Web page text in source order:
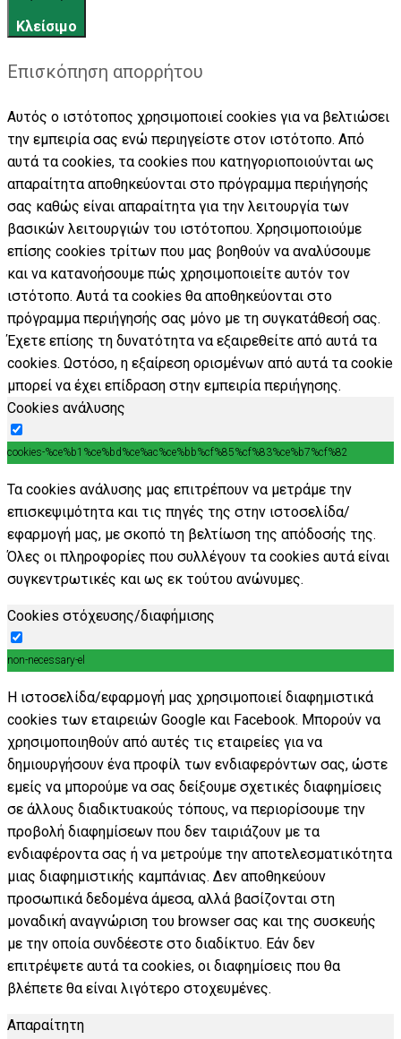
Κλείσιμο
Επισκόπηση απορρήτου
Αυτός ο ιστότοπος χρησιμοποιεί cookies για να βελτιώσει
την εμπειρία σας ενώ περιηγείστε στον ιστότοπο. Από
αυτά τα cookies, τα cookies που κατηγοριοποιούνται ως
απαραίτητα αποθηκεύονται στο πρόγραμμα περιήγησής
σας καθώς είναι απαραίτητα για την λειτουργία των
βασικών λειτουργιών του ιστότοπου. Χρησιμοποιούμε
επίσης cookies τρίτων που μας βοηθούν να αναλύσουμε
και να κατανοήσουμε πώς χρησιμοποιείτε αυτόν τον
ιστότοπο. Αυτά τα cookies θα αποθηκεύονται στο
πρόγραμμα περιήγησής σας μόνο με τη συγκατάθεσή σας.
Έχετε επίσης τη δυνατότητα να εξαιρεθείτε από αυτά τα
cookies. Ωστόσο, η εξαίρεση ορισμένων από αυτά τα cookie
μπορεί να έχει επίδραση στην εμπειρία περιήγησης.
Cookies ανάλυσης
cookies-%ce%b1%ce%bd%ce%ac%ce%bb%cf%85%cf%83%ce%b7%cf%82
Τα cookies ανάλυσης μας επιτρέπουν να μετράμε την
επισκεψιμότητα και τις πηγές της στην ιστοσελίδα/
εφαρμογή μας, με σκοπό τη βελτίωση της απόδοσής της.
Όλες οι πληροφορίες που συλλέγουν τα cookies αυτά είναι
συγκεντρωτικές και ως εκ τούτου ανώνυμες.
Cookies στόχευσης/διαφήμισης
non-necessary-el
Η ιστοσελίδα/εφαρμογή μας χρησιμοποιεί διαφημιστικά
cookies των εταιρειών Google και Facebook. Μπορούν να
χρησιμοποιηθούν από αυτές τις εταιρείες για να
δημιουργήσουν ένα προφίλ των ενδιαφερόντων σας, ώστε
εμείς να μπορούμε να σας δείξουμε σχετικές διαφημίσεις
σε άλλους διαδικτυακούς τόπους, να περιορίσουμε την
προβολή διαφημίσεων που δεν ταιριάζουν με τα
ενδιαφέροντα σας ή να μετρούμε την αποτελεσματικότητα
μιας διαφημιστικής καμπάνιας. Δεν αποθηκεύουν
προσωπικά δεδομένα άμεσα, αλλά βασίζονται στη
μοναδική αναγνώριση του browser σας και της συσκευής
με την οποία συνδέεστε στο διαδίκτυο. Εάν δεν
επιτρέψετε αυτά τα cookies, οι διαφημίσεις που θα
βλέπετε θα είναι λιγότερο στοχευμένες.
Απαραίτητη